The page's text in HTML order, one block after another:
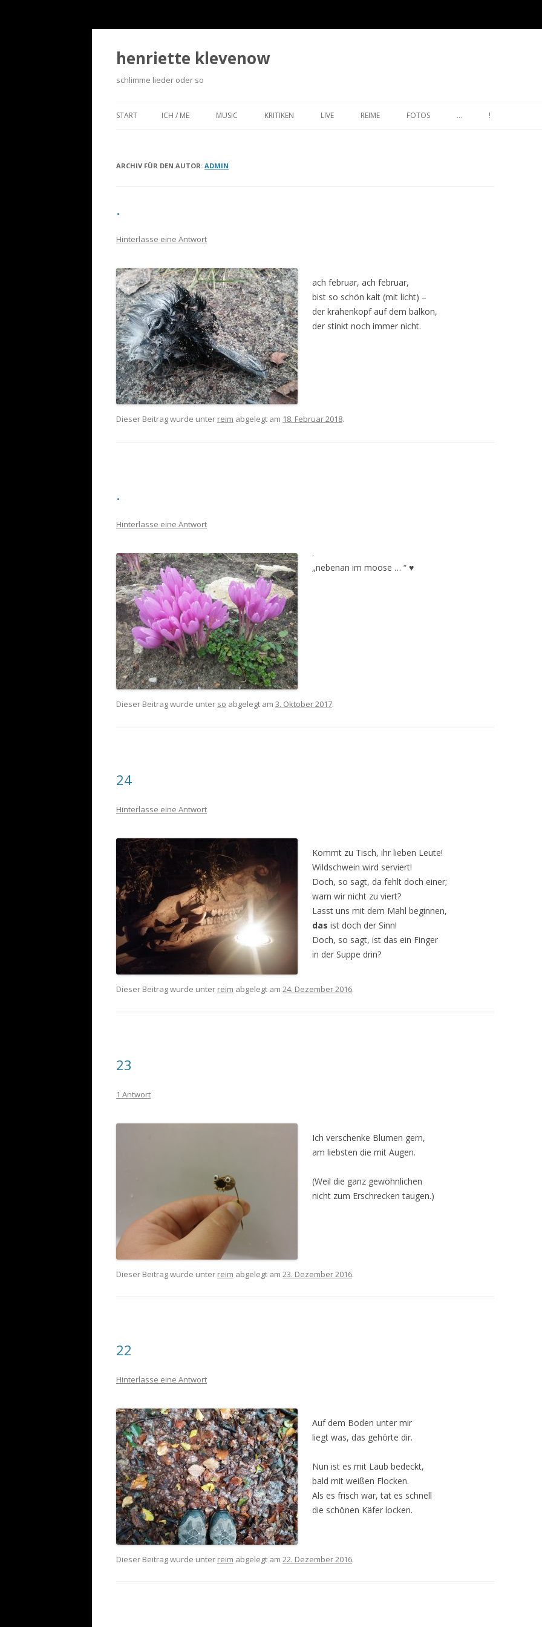
henriette klevenow
schlimme lieder oder so
START ICH / ME MUSIC KRITIKEN LIVE REIME FOTOS … !
ARCHIV FÜR DEN AUTOR: ADMIN
.
Hinterlasse eine Antwort
ach februar, ach februar,
bist so schön kalt (mit licht) –
der krähenkopf auf dem balkon,
der stinkt noch immer nicht.
Dieser Beitrag wurde unter reim abgelegt am 18. Februar 2018.
.
Hinterlasse eine Antwort
.
„nebenan im moose … “ ♥
Dieser Beitrag wurde unter so abgelegt am 3. Oktober 2017.
24
Hinterlasse eine Antwort
Kommt zu Tisch, ihr lieben Leute!
Wildschwein wird serviert!
Doch, so sagt, da fehlt doch einer;
warn wir nicht zu viert?
Lasst uns mit dem Mahl beginnen,
das ist doch der Sinn!
Doch, so sagt, ist das ein Finger
in der Suppe drin?
Dieser Beitrag wurde unter reim abgelegt am 24. Dezember 2016.
23
1 Antwort
Ich verschenke Blumen gern,
am liebsten die mit Augen.
(Weil die ganz gewöhnlichen
nicht zum Erschrecken taugen.)
Dieser Beitrag wurde unter reim abgelegt am 23. Dezember 2016.
22
Hinterlasse eine Antwort
Auf dem Boden unter mir
liegt was, das gehörte dir.
Nun ist es mit Laub bedeckt,
bald mit weißen Flocken.
Als es frisch war, tat es schnell
die schönen Käfer locken.
Dieser Beitrag wurde unter reim abgelegt am 22. Dezember 2016.